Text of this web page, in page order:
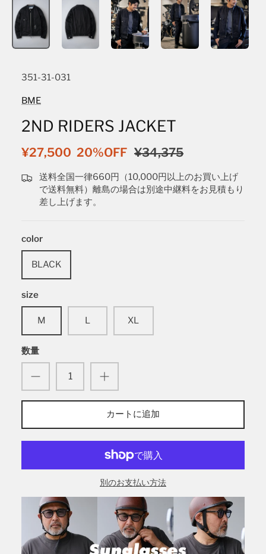
351-31-031
BME
2ND RIDERS JACKET
¥27,500 20%OFF ¥34,375
送料全国一律660円（10,000円以上のお買い上げ
で送料無料）離島の場合は別途中継料をお見積もり
差し上げます。
color
BLACK
size
M L XL
数量
カートに追加
別のお支払い方法